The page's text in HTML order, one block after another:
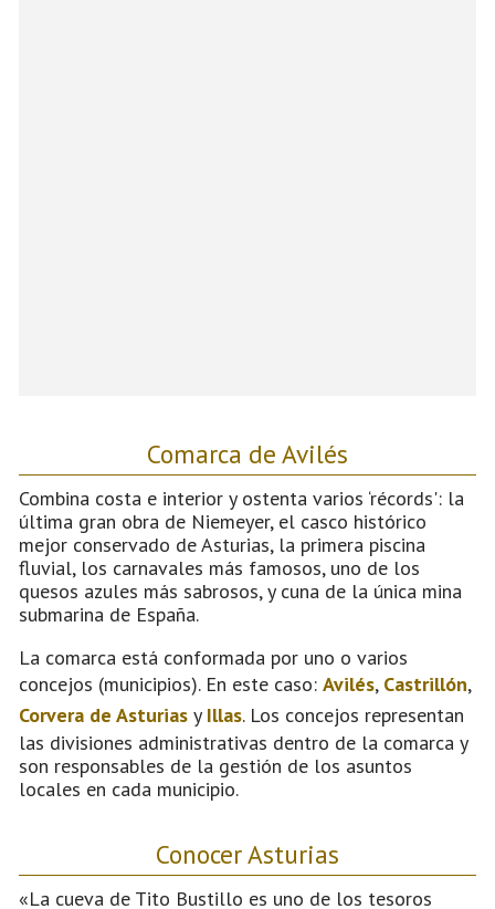
Comarca de Avilés
Combina costa e interior y ostenta varios ‘récords': la
última gran obra de Niemeyer, el casco histórico
mejor conservado de Asturias, la primera piscina
fluvial, los carnavales más famosos, uno de los
quesos azules más sabrosos, y cuna de la única mina
submarina de España.
La comarca está conformada por uno o varios
concejos (municipios). En este caso: Avilés, Castrillón,
Corvera de Asturias y Illas. Los concejos representan
las divisiones administrativas dentro de la comarca y
son responsables de la gestión de los asuntos
locales en cada municipio.
Conocer Asturias
«La cueva de Tito Bustillo es uno de los tesoros